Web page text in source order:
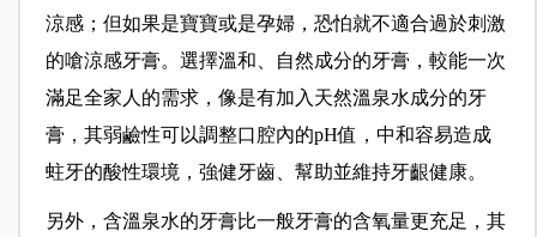
涼感；但如果是寶寶或是孕婦，恐怕就不適合過於刺激
的嗆涼感牙膏。選擇溫和、自然成分的牙膏，較能一次
滿足全家人的需求，像是有加入天然溫泉水成分的牙
膏，其弱鹼性可以調整口腔內的pH值，中和容易造成
蛀牙的酸性環境，強健牙齒、幫助並維持牙齦健康。
另外，含溫泉水的牙膏比一般牙膏的含氧量更充足，其